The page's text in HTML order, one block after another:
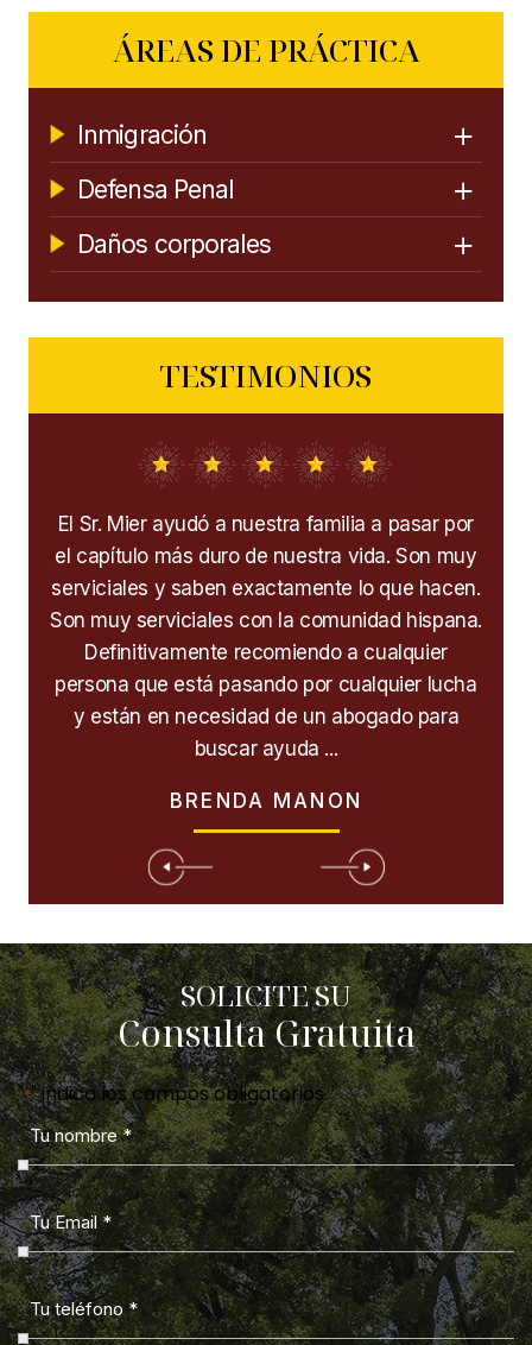
ÁREAS DE PRÁCTICA
Inmigración
Defensa Penal
Daños corporales
TESTIMONIOS
muy
lucha
¡Extremadamente los recomiendo! ¡Me
ayudaron a través de mi proceso de obtener mi
estatus actualizado a una residencia legal aquí,
siempre estaré agradecido por la ayuda que
prestaron y todo el apoyo que me dieron, si
usted está buscando para obtener servicios
legales sin duda recomiendo esta empresa!
Ellos...
CRISTINA MEJÍA
SOLICITE SU
Consulta Gratuita
"*" indica los campos obligatorios